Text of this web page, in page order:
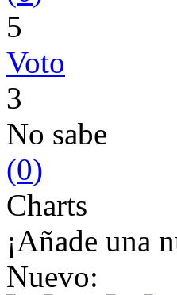
5
Voto
3
No sabe
(0)
Charts
¡Añade una
Nuevo: